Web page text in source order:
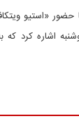
«استیو
اشاره کرد